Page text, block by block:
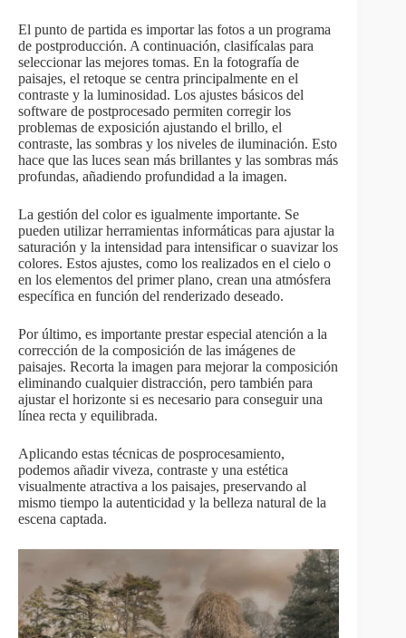
El punto de partida es importar las fotos a un programa
de postproducción. A continuación, clasifícalas para
seleccionar las mejores tomas. En la fotografía de
paisajes, el retoque se centra principalmente en el
contraste y la luminosidad. Los ajustes básicos del
software de postprocesado permiten corregir los
problemas de exposición ajustando el brillo, el
contraste, las sombras y los niveles de iluminación. Esto
hace que las luces sean más brillantes y las sombras más
profundas, añadiendo profundidad a la imagen.
La gestión del color es igualmente importante. Se
pueden utilizar herramientas informáticas para ajustar la
saturación y la intensidad para intensificar o suavizar los
colores. Estos ajustes, como los realizados en el cielo o
en los elementos del primer plano, crean una atmósfera
específica en función del renderizado deseado.
Por último, es importante prestar especial atención a la
corrección de la composición de las imágenes de
paisajes. Recorta la imagen para mejorar la composición
eliminando cualquier distracción, pero también para
ajustar el horizonte si es necesario para conseguir una
línea recta y equilibrada.
Aplicando estas técnicas de posprocesamiento,
podemos añadir viveza, contraste y una estética
visualmente atractiva a los paisajes, preservando al
mismo tiempo la autenticidad y la belleza natural de la
escena captada.